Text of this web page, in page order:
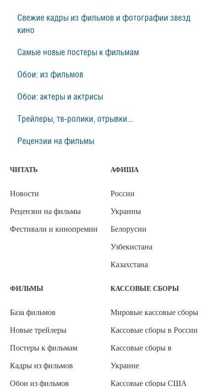
Свежие кадры из фильмов и фотографии звезд
кино
Самые новые постеры к фильмам
Обои: из фильмов
Обои: актеры и актрисы
Трейлеры, тв-ролики, отрывки...
Рецензии на фильмы
ЧИТАТЬ
Новости
Рецензии на фильмы
Фестивали и кинопремии
АФИША
России
Украины
Белорусии
Узбекистана
Казахстана
ФИЛЬМЫ
База фильмов
Новые трейлеры
Постеры к фильмам
Кадры из фильмов
Обои из фильмов
КАССОВЫЕ СБОРЫ
Мировые кассовые сборы
Кассовые сборы в России
Кассовые сборы в
Украине
Кассовые сборы США